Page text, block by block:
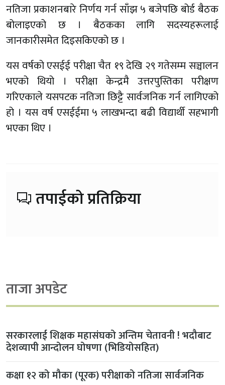
नतिजा प्रकाशनबारे निर्णय गर्न साँझ ५ बजेपछि बोर्ड बैठक
बोलाइएको छ । बैठकका लागि सदस्यहरूलाई
जानकारीसमेत दिइसकिएको छ ।
यस वर्षको एसईई परीक्षा चैत १९ देखि २९ गतेसम्म सञ्चालन
भएको थियो । परीक्षा केन्द्रमै उत्तरपुस्तिका परीक्षण
गरिएकाले यसपटक नतिजा छिट्टै सार्वजनिक गर्न लागिएको
हो । यस वर्ष एसईईमा ५ लाखभन्दा बढी विद्यार्थी सहभागी
भएका थिए ।
तपाईको प्रतिक्रिया
ताजा अपडेट
सरकारलाई शिक्षक महासंघको अन्तिम चेतावनी ! भदौबाट
देशव्यापी आन्दोलन घोषणा (भिडियोसहित)
कक्षा १२ को मौका (पूरक) परीक्षाको नतिजा सार्वजनिक